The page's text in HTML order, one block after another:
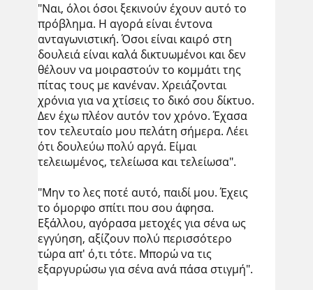
"Ναι, όλοι όσοι ξεκινούν έχουν αυτό το
πρόβλημα. Η αγορά είναι έντονα
ανταγωνιστική. Όσοι είναι καιρό στη
δουλειά είναι καλά δικτυωμένοι και δεν
θέλουν να μοιραστούν το κομμάτι της
πίτας τους με κανέναν. Χρειάζονται
χρόνια για να χτίσεις το δικό σου δίκτυο.
Δεν έχω πλέον αυτόν τον χρόνο. Έχασα
τον τελευταίο μου πελάτη σήμερα. Λέει
ότι δουλεύω πολύ αργά. Είμαι
τελειωμένος, τελείωσα και τελείωσα".
"Μην το λες ποτέ αυτό, παιδί μου. Έχεις
το όμορφο σπίτι που σου άφησα.
Εξάλλου, αγόρασα μετοχές για σένα ως
εγγύηση, αξίζουν πολύ περισσότερο
τώρα απ' ό,τι τότε. Μπορώ να τις
εξαργυρώσω για σένα ανά πάσα στιγμή".